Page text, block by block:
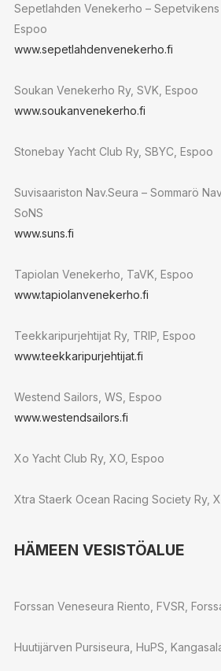
Sepetlahden Venekerho – Sepetvikens
Espoo
www.sepetlahdenvenekerho.fi
Soukan Venekerho Ry, SVK, Espoo
www.soukanvenekerho.fi
Stonebay Yacht Club Ry, SBYC,
Suvisaariston Nav.Seura – Sommarö
SoNS
www.suns.fi
Tapiolan Venekerho, TaVK, Espoo
www.tapiolanvenekerho.fi
Teekkaripurjehtijat Ry, TRIP, Espoo
www.teekkaripurjehtijat.fi
Westend Sailors, WS, Espoo
www.westendsailors.fi
Xo Yacht Club Ry, XO, Espoo
Xtra Staerk Ocean Racing Society Ry,
HÄMEEN VESISTÖALUE
Forssan Veneseura Riento, FVSR,
Huutijärven Pursiseura, HuPS,